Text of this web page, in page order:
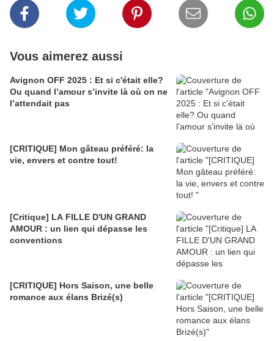
Vous aimerez aussi
Avignon OFF 2025 : Et si c'était elle?
Ou quand l’amour s’invite là où on ne
l’attendait pas
[CRITIQUE] Mon gâteau préféré: la
vie, envers et contre tout!
[Critique] LA FILLE D'UN GRAND
AMOUR : un lien qui dépasse les
conventions
[CRITIQUE] Hors Saison, une belle
romance aux élans Brizé(s)